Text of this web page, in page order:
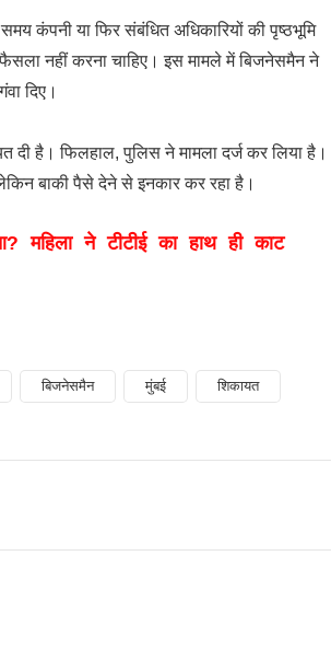
कंपनी या फिर संबंधित अधिकारियों की पृष्ठभूमि
नहीं करना चाहिए। इस मामले में बिजनेसमैन ने
दिए।
दी है। फिलहाल, पुलिस ने मामला दर्ज कर लिया है।
बाकी पैसे देने से इनकार कर रहा है।
महिला ने टीटीई का हाथ ही काट
बिजनेसमैन मुंबई शिकायत